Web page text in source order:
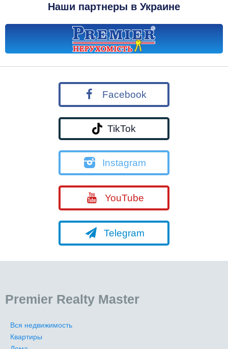
Наши партнеры в Украине
Facebook
TikTok
Instagram
YouTube
Telegram
Premier Realty Master
Вся недвижимость
Квартиры